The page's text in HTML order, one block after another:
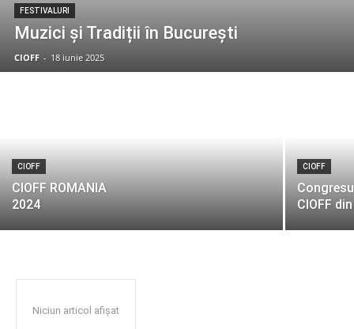
FESTIVALURI
Muzici și Tradiții în București
CIOFF - 18 iunie 2025
CIOFF
CIOFF ROMANIA
2024
CIOFF
CIOFF
Niciun articol afișat